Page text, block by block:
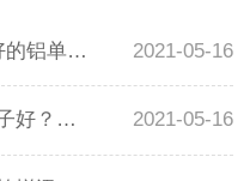
澄迈3个重点让你轻松订制到好的铝单板幕墙 2021-05-16
澄迈氟碳铝单板制造商哪个牌子好？怎么样挑选优质氟碳铝单板 2021-05-16